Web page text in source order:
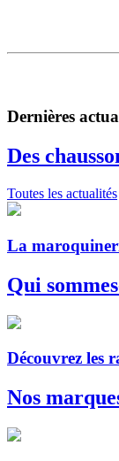
Dernières
Des
Toutes les actualités
La
Qui
Découvrez les
Nos